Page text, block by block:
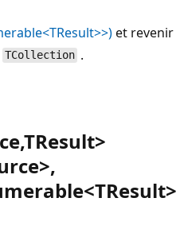
et revenir
TCollection .